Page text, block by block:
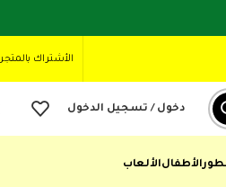
الأشتراك بالمتجر
دخول / تسجيل الدخول
الأطفالالألعاب